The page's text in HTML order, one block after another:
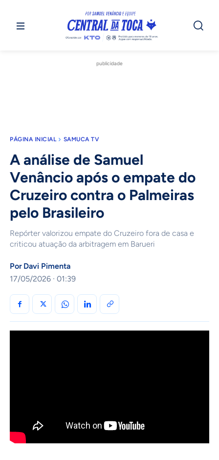
publicidade
PÁGINA INICIAL SAMUCA TV
A análise de Samuel
Venâncio após o empate do
Cruzeiro contra o Palmeiras
pelo Brasileiro
Repórter valorizou empate do Cruzeiro fora de casa e
criticou atuação da arbitragem em Barueri
Por Davi Pimenta
17/05/2026 · 01:39